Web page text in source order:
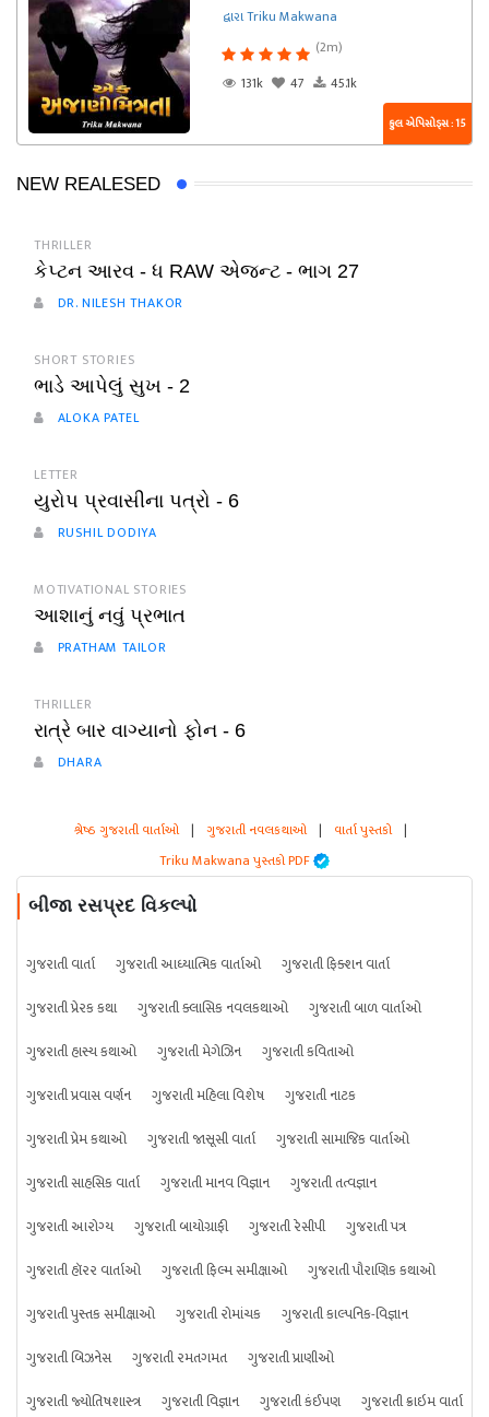
દ્વારા Triku Makwana
(2m)
131k
47 45.1k
કુલ એપિસોડ્સ : 15
NEW REALESED
THRILLER
કેપ્ટન આરવ - ધ RAW એજન્ટ - ભાગ 27
DR. NILESH THAKOR
SHORT STORIES
ભાડે આપેલું સુખ - 2
ALOKA PATEL
LETTER
યુરોપ પ્રવાસીના પત્રો - 6
RUSHIL DODIYA
MOTIVATIONAL STORIES
આશાનું નવું પ્રભાત
PRATHAM TAILOR
THRILLER
રાત્રે બાર વાગ્યાનો ફોન - 6
DHARA
શ્રેષ્ઠ ગુજરાતી વાર્તાઓ | ગુજરાતી નવલકથાઓ | વાર્તા પુસ્તકો |
Triku Makwana પુસ્તકો PDF
બીજા રસપ્રદ વિકલ્પો
ગુજરાતી વાર્તા ગુજરાતી આધ્યાત્મિક વાર્તાઓ
ગુજરાતી ફિક્શન વાર્તા
ગુજરાતી પ્રેરક કથા
ગુજરાતી ક્લાસિક નવલકથાઓ
ગુજરાતી બાળ વાર્તાઓ
ગુજરાતી હાસ્ય કથાઓ
ગુજરાતી મેગેઝિન
ગુજરાતી કવિતાઓ
ગુજરાતી પ્રવાસ વર્ણન
ગુજરાતી મહિલા વિશેષ
ગુજરાતી નાટક
ગુજરાતી પ્રેમ કથાઓ
ગુજરાતી જાસૂસી વાર્તા
ગુજરાતી સામાજિક વાર્તાઓ
ગુજરાતી સાહસિક વાર્તા
ગુજરાતી માનવ વિજ્ઞાન
ગુજરાતી તત્વજ્ઞાન
ગુજરાતી આરોગ્ય
ગુજરાતી બાયોગ્રાફી ગુજરાતી રેસીપી
ગુજરાતી પત્ર
ગુજરાતી હૉરર વાર્તાઓ
ગુજરાતી ફિલ્મ સમીક્ષાઓ
ગુજરાતી પૌરાણિક કથાઓ
ગુજરાતી પુસ્તક સમીક્ષાઓ
ગુજરાતી રોમાંચક
ગુજરાતી કાલ્પનિક-વિજ્ઞાન
ગુજરાતી બિઝનેસ
ગુજરાતી રમતગમત
ગુજરાતી પ્રાણીઓ
ગુજરાતી જ્યોતિષશાસ્ત્ર
ગુજરાતી વિજ્ઞાન ગુજરાતી કંઈપણ ગુજરાતી ક્રાઇમ વાર્તા